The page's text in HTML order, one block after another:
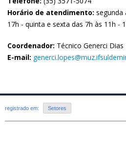
Horário de atendimento: segunda
17h - quinta e sexta das 7h às 11h -
Coordenador: Técnico Generci Dias
E-mail:
registrado em: Setores